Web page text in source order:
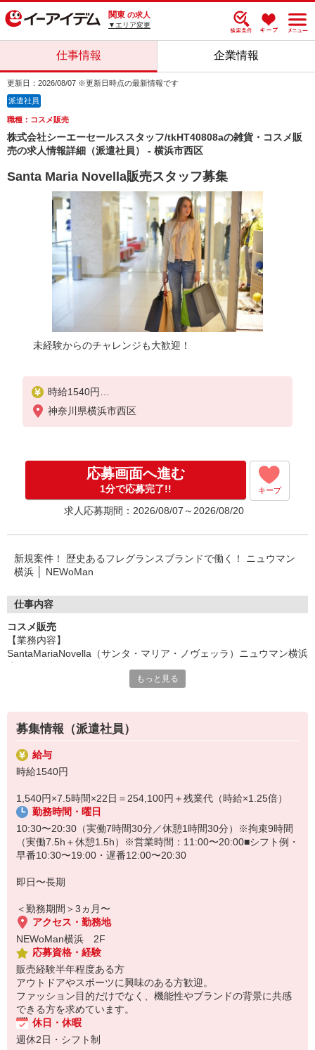
関東 の求人
▼エリア変更
仕事情報 企業情報
更新日：2026/08/07 ※更新日時点の最新情報です
派遣社員
職種：コスメ販売
株式会社シーエーセールススタッフ/tkHT40808aの雑貨・コスメ販
売の求人情報詳細（派遣社員） - 横浜市西区
Santa Maria Novella販売スタッフ募集
未経験からのチャレンジも大歓迎！
時給1540円
1,540円×7.5時間×22日＝254,100円＋残業代（時給×
神奈川県横浜市西区
応募画面へ進む
1分で応募完了!! キープ
求人応募期間：2026/08/07～2026/08/20
新規案件！ 歴史あるフレグランスブランドで働く！ ニュウマン
横浜 │ NEWoMan
仕事内容
コスメ販売
【業務内容】
SantaMariaNovella（サンタ・マリア・ノヴェッラ）ニュウマン横浜
・フレグランス（オーデコロン・香水）の接客販売
・ストック整理、備品管理
・商品の検品、陳列、ディスプレイ補助
・ブランドストーリーや製品背景の説明
【お仕事ポイント】
・落ち着いた接客ができる方に最適
・ブランドの歴史や製品知識を深く学べる
・20代後半〜30代前半のスタッフが多く活躍中
・香り・美容・ライフスタイルに興味がある方歓迎！
もっと見る
募集情報（派遣社員）
給与
時給1540円
1,540円×7.5時間×22日＝254,100円＋残業代（時給×1.25倍）
勤務時間・曜日
10:30〜20:30（実働7時間30分／休憩1時間30分）※拘束9時間
（実働7.5h＋休憩1.5h）※営業時間：11:00〜20:00■シフト例・
早番10:30〜19:00・遅番12:00〜20:30
即日〜長期
＜勤務期間＞3ヵ月〜
アクセス・勤務地
NEWoMan横浜 2F
応募資格・経験
販売経験半年程度ある方
アウトドアやスポーツに興味のある方歓迎。
ファッション目的だけでなく、機能性やブランドの背景に共感
できる方を求めています。
休日・休暇
週休2日・シフト制